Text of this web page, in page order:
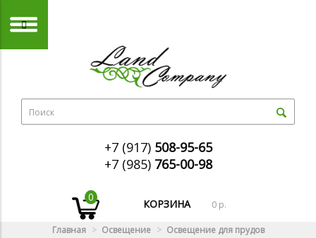
+7 (917) 508-95-65
+7 (985) 765-00-98
0
КОРЗИНА 0 р.
Главная Освещение
Освещение для прудов